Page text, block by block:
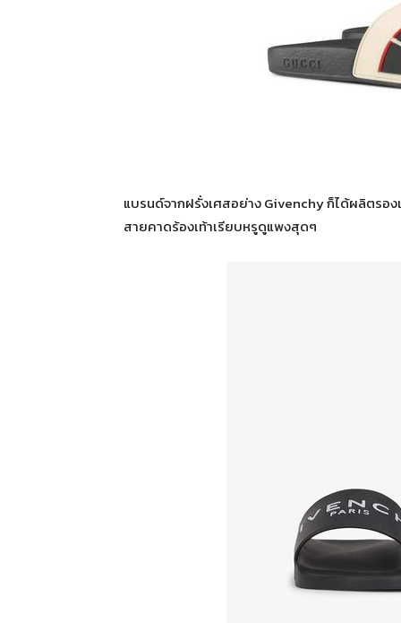
แบรนด์จากฝรั่งเศสอย่าง Givenchy ก็ได้ผลิตรอ
สายคาดร้องเท้าเรียบหรูดูแพงสุดๆ